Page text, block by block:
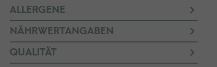
ALLERGENE
NÄHRWERTANGABEN
QUALITÄT